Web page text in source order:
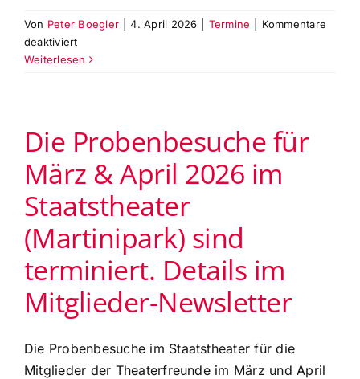
Von Peter Boegler 4. April 2026 Termine
Kommentare
deaktiviertfür
Gemäß
Augsburg
ist
Gemeinnützigkeit
für
weitere
5
bestätigt
Weiterlesen
Die Probenbesuche für
März & April 2026 im
Staatstheater
(Martinipark) sind
terminiert. Details im
Mitglieder-Newsletter
Die Probenbesuche im Staatstheater für die
Mitglieder der Theaterfreunde im März und April